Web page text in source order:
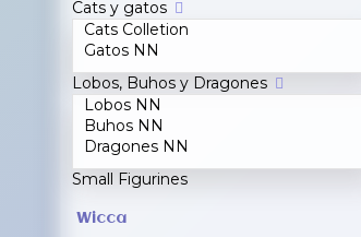
Cats y gatos
Cats Colletion
Gatos NN
Lobos, Buhos y Dragones
Lobos NN
Buhos NN
Dragones NN
Small Figurines
Wicca